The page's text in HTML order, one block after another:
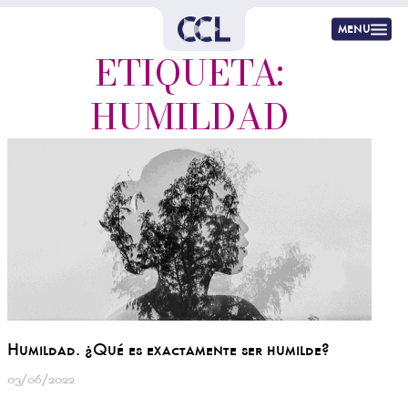
menu
ETIQUETA:
HUMILDAD
Humildad. ¿Qué es exactamente ser humilde?
03/06/2022